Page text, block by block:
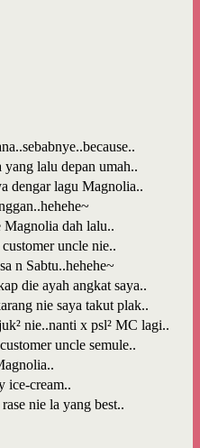
lalu depan umah..
dengar lagu Magnolia..
Magnolia dah lalu..
uncle nie..
n Sabtu..hehehe~
die ayah angkat saya..
nie saya takut plak..
nie..nanti x psl² MC lagi..
uncle semule..
ice-cream..
nie la yang best..